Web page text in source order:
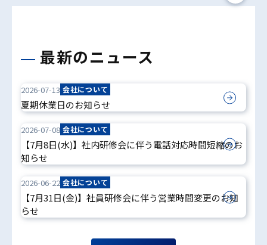
最新のニュース
2026-07-13 会社について
夏期休業日のお知らせ
2026-07-08 会社について
【7月8日(水)】社内研修会に伴う電話対応時間短縮のお
知らせ
2026-06-22 会社について
【7月31日(金)】社員研修会に伴う営業時間変更のお知
らせ